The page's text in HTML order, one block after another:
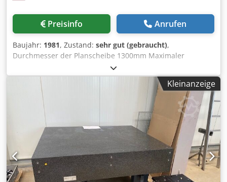
Preisinfo Anrufen
Baujahr: 1981, Zustand: sehr gut (gebraucht),
Durchmesser der Planscheibe 1300mm Maximaler
Drehdurchmesser 1100mm Dwsdpjk Dz N Iefx Aicea
Bereich der Drehdurchmesser 460-1250mm
Kleinanzeige